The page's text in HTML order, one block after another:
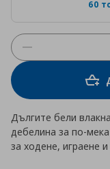
60
Дългите бели
дебелина за по-
за ходене, играене